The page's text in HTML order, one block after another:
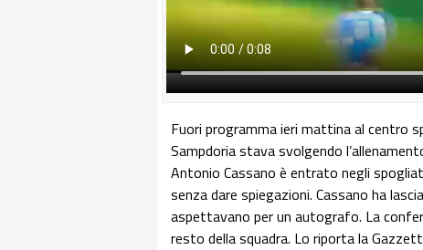
Fuori programma ieri mattina al centro
Sampdoria stava svolgendo
Antonio Cassano è entrato negli
senza dare spiegazioni. Cassano ha
aspettavano per un autografo. La
resto della squadra. Lo riporta la